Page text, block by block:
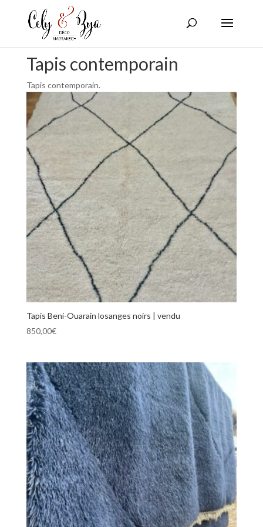
Tapis contemporain
Tapis contemporain.
Tapis Beni-Ouarain losanges noirs | vendu
850,00€